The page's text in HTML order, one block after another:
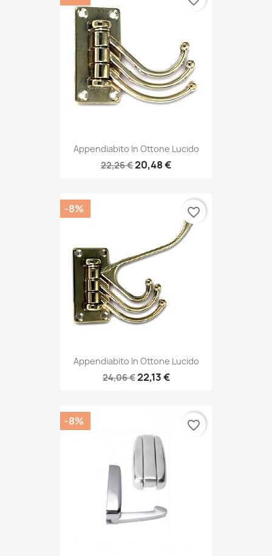
Appendiabito In Ottone Lucido
22,26 €20,48 €
Appendiabito In Ottone Lucido
24,06 €22,13 €
-8% favorite_border
-8% favorite_border